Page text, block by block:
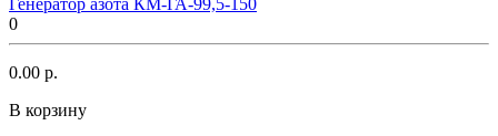
0
0.00 р.
В корзину